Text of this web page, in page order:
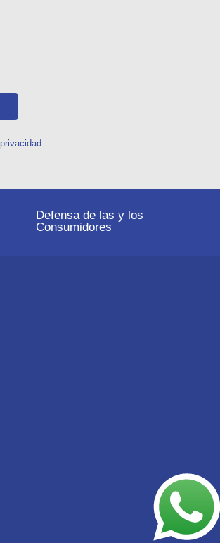
Defensa de las y los
Consumidores